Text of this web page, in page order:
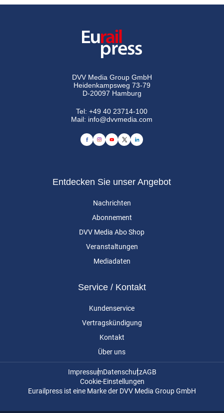
DVV Media Group GmbH
Heidenkampsweg 73-79
D-20097 Hamburg
Tel:+49 40 23714-100
Mail: info@dvvmedia.com
Entdecken Sie unser Angebot
Nachrichten
Abonnement
DVV Media Abo Shop
Veranstaltungen
Mediadaten
Service / Kontakt
Kundenservice
Vertragskündigung
Kontakt
Über uns
ImpressumDatenschutzAGB
Cookie-Einstellungen
Eurailpress ist eine Marke der DVV Media Group GmbH